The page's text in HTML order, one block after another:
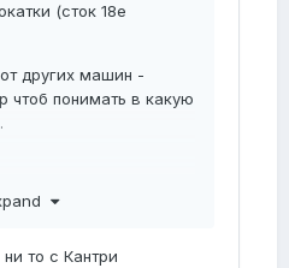
(сток 18е
других машин -
чтоб понимать в какую
то с Кантри